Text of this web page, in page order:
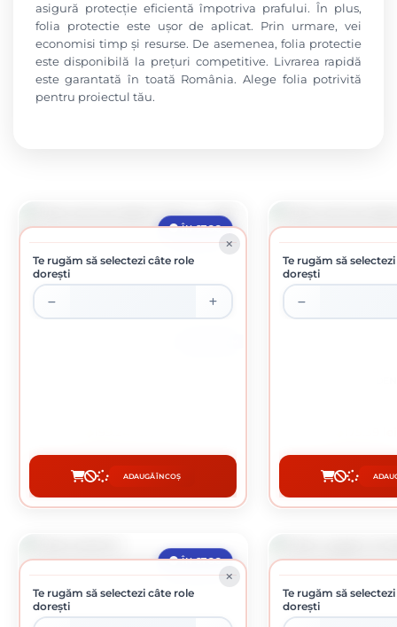
asigură protecție eficientă împotriva prafului. În plus,
folia protectie este ușor de aplicat. Prin urmare, vei
economisi timp și resurse. De asemenea, folia protectie
este disponibilă la prețuri competitive. Livrarea rapidă
este garantată în toată România. Alege folia potrivită
pentru proiectul tău.
ÎN STOC
CUMPĂRĂ
Te rugăm să selectezi câte role
dorești
ADAUGĂ ÎN COȘ
Te rugăm să
dorești
ÎN STOC
Te rugăm să selectezi câte role
dorești
Te rugăm să
dorești